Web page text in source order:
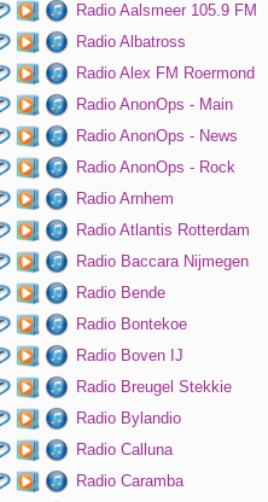
Radio Aalsmeer 105.9 FM
Radio Albatross
Radio Alex FM Roermond
Radio AnonOps - Main
Radio AnonOps - News
Radio AnonOps - Rock
Radio Arnhem
Radio Atlantis Rotterdam
Radio Baccara Nijmegen
Radio Bende
Radio Bontekoe
Radio Boven IJ
Radio Breugel Stekkie
Radio Bylandio
Radio Calluna
Radio Caramba